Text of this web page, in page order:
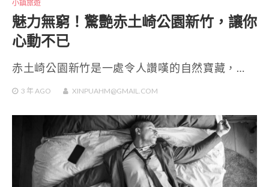
小鎮旅遊
魅力無窮！驚艷赤土崎公園新竹，讓你
心動不已
赤土崎公園新竹是一處令人讚嘆的自然寶藏，…
3 年 AGO XINPUAHM@GMAIL.COM